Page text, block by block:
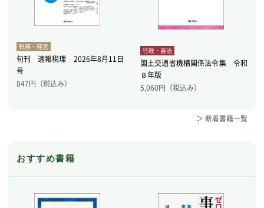
税務・経営
旬刊 速報税理 2026年8月11日
号
847円（税込み）
行政・自治
国土交通省機構関係法令集 令和
８年版
5,060円（税込み）
＞ 新着書籍一覧
おすすめ書籍